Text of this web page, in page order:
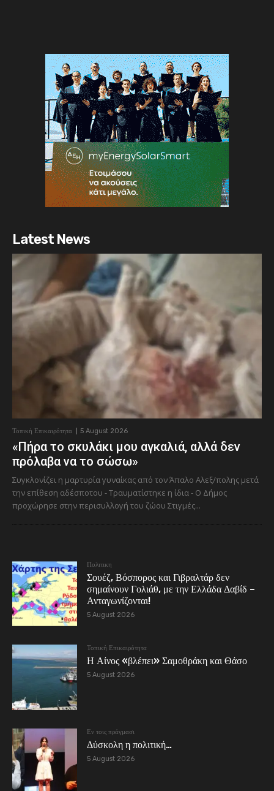
Latest News
Τοπική Επικαιρότητα 5 August 2026
«Πήρα το σκυλάκι μου αγκαλιά, αλλά δεν
πρόλαβα να το σώσω»
Συγκλονίζει η μαρτυρία γυναίκας από τον Άπαλο Αλεξ/πολης μετά
την επίθεση αδέσποτου - Τραυματίστηκε η ίδια - Ο Δήμος
προχώρησε στην περισυλλογή του ζώου Στιγμές...
Πολιτικη
Σουέζ, Βόσπορος και Γιβραλτάρ δεν
σημαίνουν Γολιάθ, με την Ελλάδα Δαβίδ –
Ανταγωνίζονται!
5 August 2026
Τοπική Επικαιρότητα
Η Αίνος «βλέπει» Σαμοθράκη και Θάσο
5 August 2026
Εν τοις πράγμασι
Δύσκολη η πολιτική…
5 August 2026